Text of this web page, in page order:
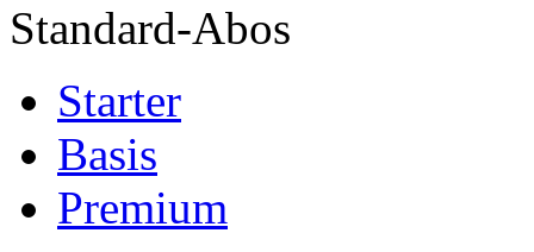
Standard-Abos
Starter
Basis
Premium